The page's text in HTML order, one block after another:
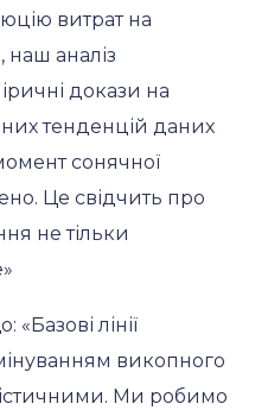
витрат на
наш аналіз
докази на
тенденцій даних
сонячної
Це свідчить про
не тільки
лінії
викопного
Ми робимо